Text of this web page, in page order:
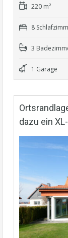
220 m²
8
3
1 Garage
dazu ein